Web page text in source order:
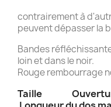
contrairement à
peuvent dépasser la
Bandes
loin et dans le noir.
Rouge rembourrage
Taille